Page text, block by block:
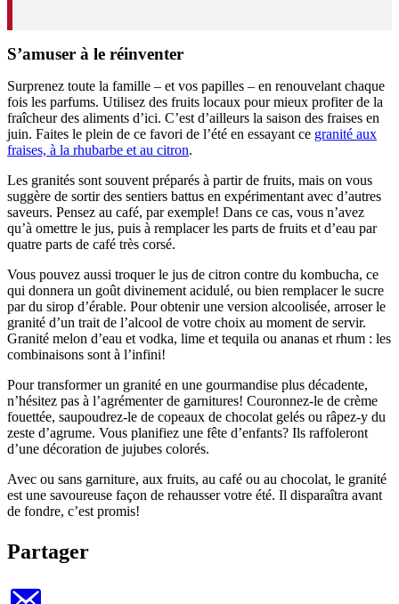
S’amuser à le réinventer
Surprenez toute la famille – et vos papilles – en renouvelant chaque
fois les parfums. Utilisez des fruits locaux pour mieux profiter de la
fraîcheur des aliments d’ici. C’est d’ailleurs la saison des fraises en
juin. Faites le plein de ce favori de l’été en essayant ce granité aux
fraises, à la rhubarbe et au citron.
Les granités sont souvent préparés à partir de fruits, mais on vous
suggère de sortir des sentiers battus en expérimentant avec d’autres
saveurs. Pensez au café, par exemple! Dans ce cas, vous n’avez
qu’à omettre le jus, puis à remplacer les parts de fruits et d’eau par
quatre parts de café très corsé.
Vous pouvez aussi troquer le jus de citron contre du kombucha, ce
qui donnera un goût divinement acidulé, ou bien remplacer le sucre
par du sirop d’érable. Pour obtenir une version alcoolisée, arroser le
granité d’un trait de l’alcool de votre choix au moment de servir.
Granité melon d’eau et vodka, lime et tequila ou ananas et rhum : les
combinaisons sont à l’infini!
Pour transformer un granité en une gourmandise plus décadente,
n’hésitez pas à l’agrémenter de garnitures! Couronnez-le de crème
fouettée, saupoudrez-le de copeaux de chocolat gelés ou râpez-y du
zeste d’agrume. Vous planifiez une fête d’enfants? Ils raffoleront
d’une décoration de jujubes colorés.
Avec ou sans garniture, aux fruits, au café ou au chocolat, le granité
est une savoureuse façon de rehausser votre été. Il disparaîtra avant
de fondre, c’est promis!
Partager